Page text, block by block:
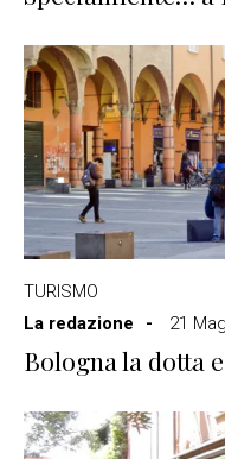
TURISMO
La redazione
21
Bologna la dotta